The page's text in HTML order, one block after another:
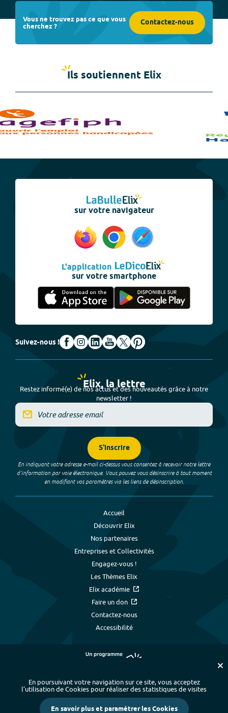
Vous ne trouvez pas ce que vous
cherchez ? Contactez-nous
Ils soutiennent Elix
sur votre navigateur
L'application
sur votre smartphone
Suivez-nous !
Elix, la lettre
Restez informé(e) de nos actus et des nouveautés grâce à notre
newsletter !
S'inscrire
En indiquant votre adresse e-mail ci-dessus vous consentez à recevoir notre lettre
d’information par voie électronique. Vous pouvez vous désinscrire à tout moment
en modifiant vos paramètres via les liens de désinscription.
Accueil
Découvrir Elix
Nos partenaires
Entreprises et Collectivités
Engagez-vous !
Les Thèmes Elix
Elix académie
Faire un don
Contactez-nous
Accessibilité
Plan du site - Index alphabétique
-
Mentions légales et données personnelles
- Paramétrer les cookies
En poursuivant votre navigation sur ce site, vous acceptez
l’utilisation de Cookies pour réaliser des statistiques de visites
En savoir plus et paramétrer les Cookies